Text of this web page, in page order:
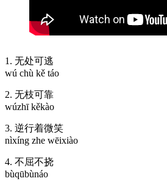
1. 无处可逃
wú chù kě táo
2. 无枝可靠
wúzhī kěkào
3. 逆行着微笑
nìxíng zhe wēixiào
4. 不屈不挠
bùqūbùnáo